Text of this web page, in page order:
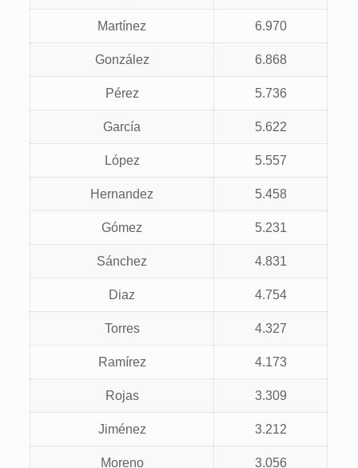
Martínez 6.970
González 6.868
Pérez 5.736
García 5.622
López 5.557
Hernandez 5.458
Gómez 5.231
Sánchez 4.831
Diaz 4.754
Torres 4.327
Ramírez 4.173
Rojas 3.309
Jiménez 3.212
Moreno 3.056